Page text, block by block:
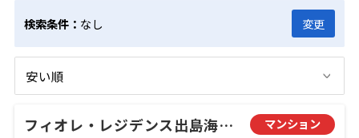
検索条件： なし 変更
フィオレ・レジデンス出島海岸通り マンション